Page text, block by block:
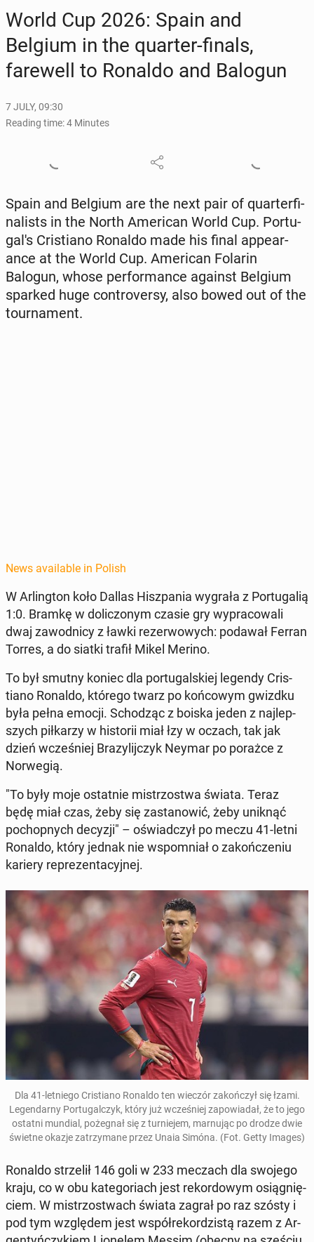
World Cup 2026: Spain and
Belgium in the quarter-finals,
farewell to Ronaldo and Balogun
7 JULY, 09:30
Reading time: 4 Minutes
Spain and Belgium are the next pair of quar­ter­fi­
nal­ists in the North Amer­i­can World Cup. Por­tu­
gal's Cris­tiano Ronaldo made his final ap­pear­
ance at the World Cup. Amer­i­can Folarin
Balogun, whose per­for­mance against Belgium
sparked huge con­tro­ver­sy, also bowed out of the
tour­na­ment.
News available in Polish
W Ar­ling­ton koło Dallas Hisz­pa­nia wygrała z Por­tu­gal­ią
1:0. Bramkę w dolic­zonym czasie gry wypra­cow­ali
dwaj za­wod­ni­cy z ławki rez­er­wowych: podawał Ferran
Torres, a do siatki trafił Mikel Merino.
To był smutny koniec dla por­tu­gal­skiej legendy Cris­
tiano Ronaldo, którego twarz po koń­cowym gwizdku
była pełna emocji. Schodząc z boiska jeden z na­jlep­
szych piłkarzy w his­torii miał łzy w oczach, tak jak
dzień wcześniej Brazyli­jczyk Neymar po porażce z
Nor­wegią.
"To były moje os­tat­nie mis­tr­zost­wa świata. Teraz
będę miał czas, żeby się za­s­tanow­ić, żeby uniknąć
pochop­nych decyzji" – oświad­czył po meczu 41-letni
Ronaldo, który jednak nie wspom­ni­ał o za­kończe­niu
kariery reprezen­ta­cyjnej.
Dla 41-let­niego Cris­tiano Ronaldo ten wieczór za­kończył się łzami.
Leg­en­darny Por­tu­gal­czyk, który już wcześniej za­powiadał, że to jego
ostatni mundial, pożeg­nał się z turniejem, mar­nu­jąc po drodze dwie
świetne okazje za­trzy­mane przez Unaia Simóna. (Fot. Getty Images)
Ronaldo strzelił 146 goli w 233 meczach dla swojego
kraju, co w obu kat­e­go­ri­ach jest reko­r­dowym os­iąg­nię­
ciem. W mis­tr­zost­wach świata zagrał po raz szósty i
pod tym wzglę­dem jest współreko­rdzistą razem z Ar­